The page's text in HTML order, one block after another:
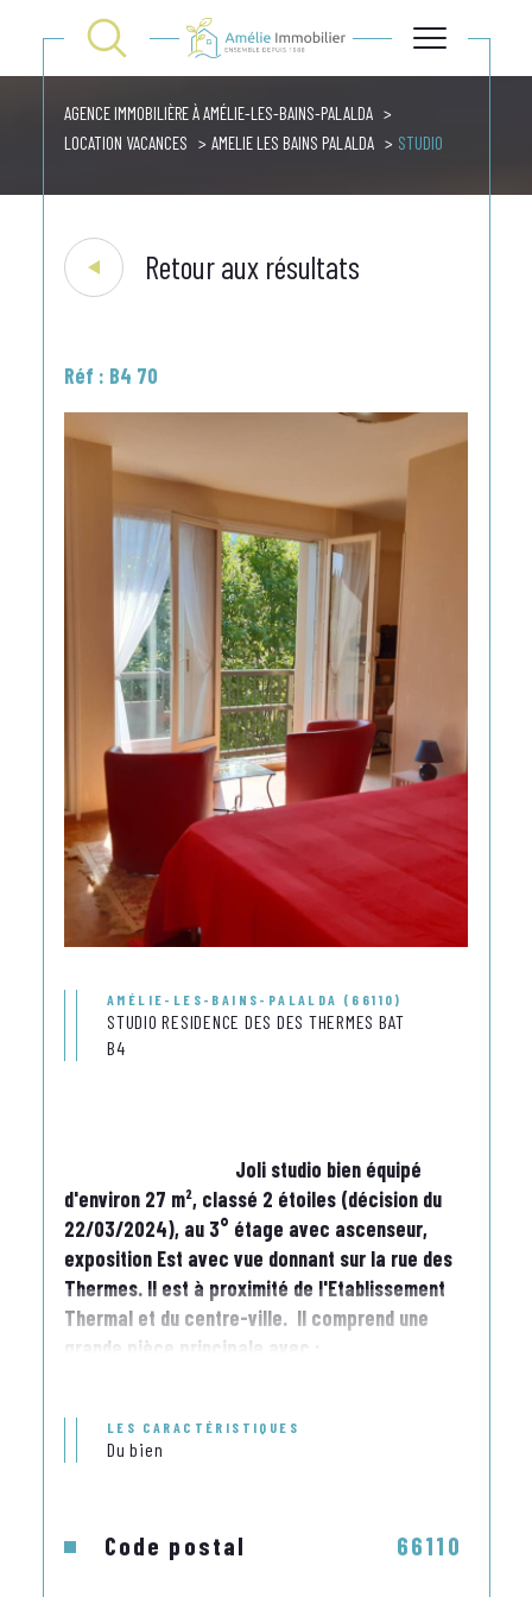
AGENCE IMMOBILIÈRE À AMÉLIE-LES-BAINS-PALALDA
LOCATION VACANCES
AMELIE LES BAINS PALALDA STUDIO
Retour aux résultats
Réf : B4 70
AMÉLIE-LES-BAINS-PALALDA (66110)
STUDIO RESIDENCE DES DES THERMES BAT
B4
d'environ 27 m², classé 2 étoiles (décision du
22/03/2024), au 3° étage avec ascenseur,
exposition Est avec vue donnant sur la rue des
Thermes. Il est à proximité de l'Etablissement
Thermal et du centre-ville.  Il comprend une
grande pièce principale avec :
four micro-ondes, four électrique,  frigo top,
bac évier, éléments haut et bas avec vaisselle
LES CARACTÉRISTIQUES
Du bien
Code postal 66110